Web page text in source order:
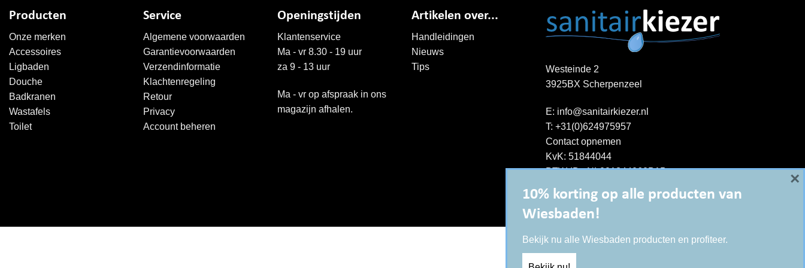
Producten
Onze merken
Accessoires
Ligbaden
Douche
Badkranen
Wastafels
Toilet
Service
Algemene voorwaarden
Garantievoorwaarden
Verzendinformatie
Klachtenregeling
Retour
Privacy
Account beheren
Openingstijden
Klantenservice
Ma - vr 8.30 - 19 uur
za 9 - 13 uur
Ma - vr op afspraak in ons
magazijn afhalen.
Artikelen over...
Handleidingen
Nieuws
Tips
Westeinde 2
3925BX Scherpenzeel
E: info@sanitairkiezer.nl
T: +31(0)624975957
Contact opnemen
KvK: 51844044
BTW-ID : NL001344060B15
10% korting op alle producten van
Wiesbaden!
Bekijk nu alle Wiesbaden producten en profiteer.
×